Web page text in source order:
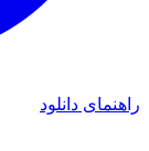
راهنمای دانلود